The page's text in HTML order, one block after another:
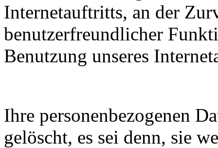
Internetauftritts, an der
benutzerfreundlicher
Benutzung unseres
Ihre personenbezogenen
gelöscht, es sei denn, sie